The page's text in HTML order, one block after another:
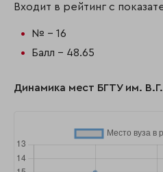
Входит в рейтинг с
№ - 16
Балл - 48.65
Динамика мест БГТУ им.